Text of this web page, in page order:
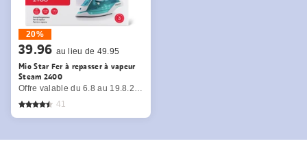
20%
39.96 au lieu de 49.95
Mio Star Fer à repasser à vapeur
Steam 2400
Offre valable du 6.8 au 19.8.2026, jusqu’à épuisement du stock.
41